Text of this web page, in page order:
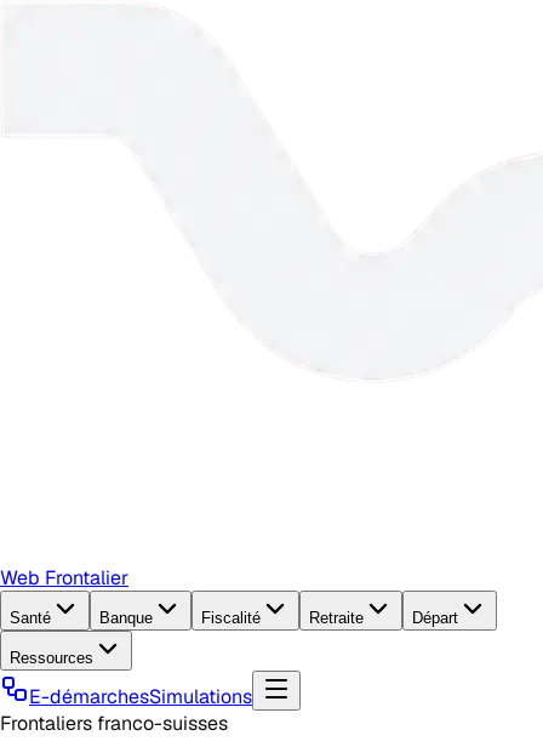
Web Frontalier
Santé Banque Fiscalité Retraite Départ
Ressources
E-démarchesSimulations
Frontaliers franco-suisses